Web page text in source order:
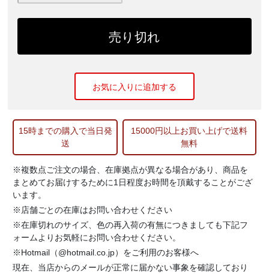
お気に入りに追加する
15時までの購入で当日発
送
15000円以上お買い上げで送料
無料
※複数点ご注文の場合、在庫拠点が異なる場合があり、商品を
まとめてお届けするために1日程度お時間を頂戴することがござ
います。
※店舗ごとの在庫はお問い合わせください
※在庫切れのサイズ、色の再入荷の有無につきましても下記フ
ォームよりお気軽にお問い合わせください。
※Hotmail（@hotmail.co.jp）をご利用のお客様へ
現在、当店からのメールが正常に届かない事象を確認しており